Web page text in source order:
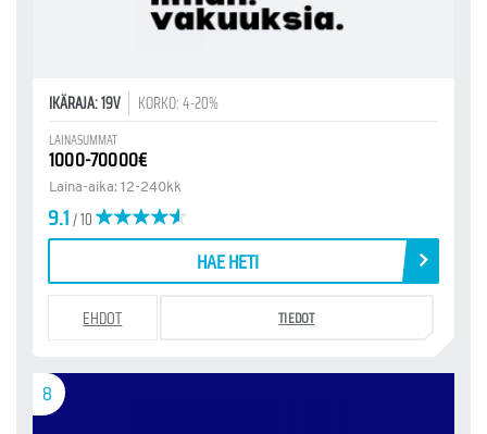
IKÄRAJA: 19V KORKO: 4-20%
LAINASUMMAT
1000-70000€
Laina-aika: 12-240kk
9.1/ 10
HAE HETI
EHDOT TIEDOT
8